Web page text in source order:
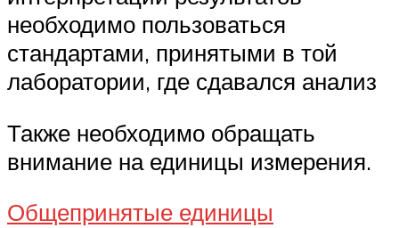
необходимо пользоваться
стандартами, принятыми в той
лаборатории, где сдавался анализ
Также необходимо обращать
внимание на единицы измерения.
Общепринятые единицы